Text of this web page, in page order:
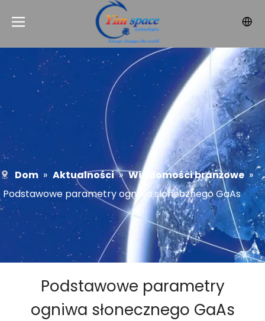
Dom » Aktualności » Wiadomości branżowe »
Podstawowe parametry ogniwa słonecznego GaAs
Podstawowe parametry
ogniwa słonecznego GaAs